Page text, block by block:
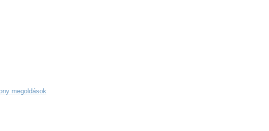
megoldások